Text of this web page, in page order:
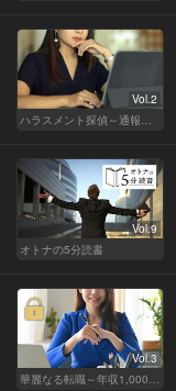
Vol.2
ハラスメント探偵～通報編～
Vol.9
オトナの5分読書
Vol.3
華麗なる転職～年収1,000万超の道～